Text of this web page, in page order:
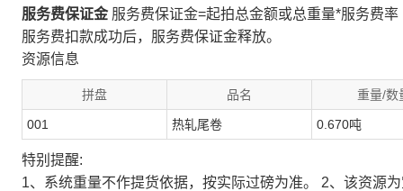
服务费保证金 服务费保证金=起拍总金额或总重量*服务费率
服务费扣款成功后，服务费保证金释放。
资源信息
拼盘 品名 重量/数
001 热轧尾卷 0.670吨
特别提醒:
1、系统重量不作提货依据，按实际过磅为准。 2、该资源